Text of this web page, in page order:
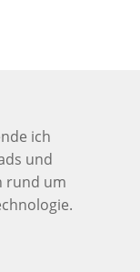
ich
und
rund um